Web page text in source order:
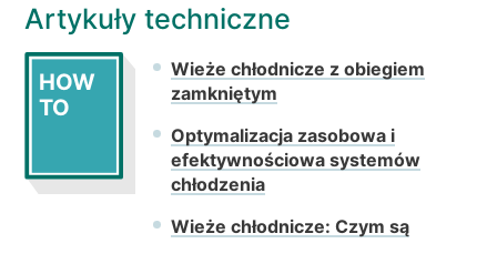
Artykuły techniczne
HOW
TO
Wieże chłodnicze z obiegiem
zamkniętym
Optymalizacja zasobowa i
efektywnościowa systemów
chłodzenia
Wieże chłodnicze: Czym są